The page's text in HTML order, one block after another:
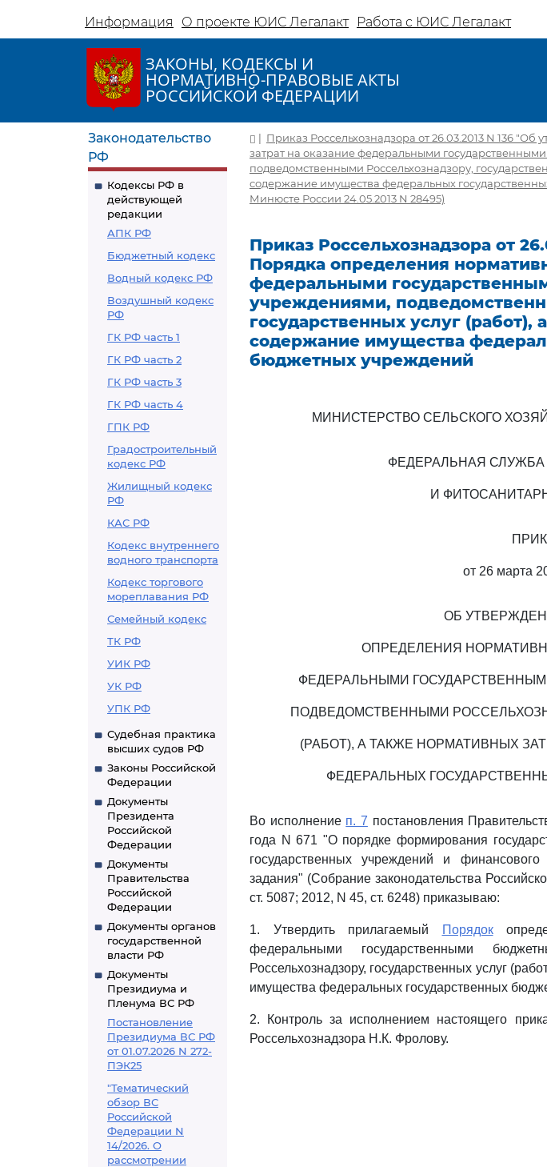
Информация О проекте ЮИС Легалакт Работа с ЮИС Легалакт
ЗАКОНЫ, КОДЕКСЫ И
НОРМАТИВНО-ПРАВОВЫЕ АКТЫ
РОССИЙСКОЙ ФЕДЕРАЦИИ
Законодательство
РФ
Кодексы РФ в
действующей
редакции
АПК РФ
Бюджетный кодекс
Водный кодекс РФ
Воздушный кодекс
РФ
ГК РФ часть 1
ГК РФ часть 2
ГК РФ часть 3
ГК РФ часть 4
ГПК РФ
Градостроительный
кодекс РФ
Жилищный кодекс
РФ
КАС РФ
Кодекс внутреннего
водного транспорта
Кодекс торгового
мореплавания РФ
Семейный кодекс
ТК РФ
УИК РФ
УК РФ
УПК РФ
Судебная практика
высших судов РФ
Законы Российской
Федерации
Документы
Президента
Российской
Федерации
Документы
Правительства
Российской
Федерации
Документы органов
государственной
власти РФ
Документы
Президиума и
Пленума ВС РФ
Постановление
Президиума ВС РФ
от 01.07.2026 N 272-
ПЭК25
"Тематический
обзор ВС
Российской
Федерации N
14/2026. О
рассмотрении
| Приказ Россельхознадзора от 26.03.2013 N 136
затрат на оказание федеральными
подведомственными Россельхознадзору,
содержание имущества федеральных
Минюсте России 24.05.2013 N 28495)
Приказ Россельхознадзора от
Порядка определения
федеральными
учреждениями,
государственных услуг (работ),
содержание имущества
бюджетных учреждений
МИНИСТЕРСТВО СЕЛЬСКОГО
ФЕДЕРАЛЬНАЯ
И
от 26 марта
ОБ
ОПРЕДЕЛЕНИЯ
ФЕДЕРАЛЬНЫМИ
ПОДВЕДОМСТВЕННЫМИ
(РАБОТ), А ТАКЖЕ НОРМАТИВНЫХ
ФЕДЕРАЛЬНЫХ
Во исполнение п. 7 постановления
года N 671 "О порядке формирования
государственных учреждений и финансового
задания" (Собрание законодательства
ст. 5087; 2012, N 45, ст. 6248) приказываю:
1. Утвердить прилагаемый Порядок
федеральными государственными
Россельхознадзору, государственных услуг
имущества федеральных государственных
2. Контроль за исполнением настоящего
Россельхознадзора Н.К. Фролову.